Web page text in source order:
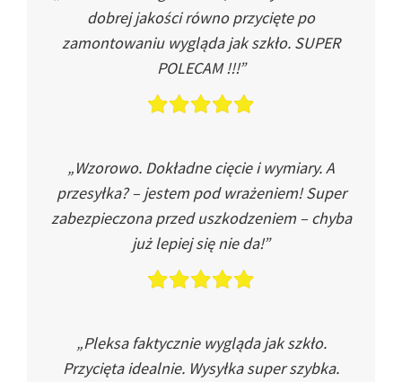
dobrej jakości równo przycięte po
zamontowaniu wygląda jak szkło. SUPER
POLECAM !!!”
„Wzorowo. Dokładne cięcie i wymiary. A
przesyłka? – jestem pod wrażeniem! Super
zabezpieczona przed uszkodzeniem – chyba
już lepiej się nie da!”
„Pleksa faktycznie wygląda jak szkło.
Przycięta idealnie. Wysyłka super szybka.